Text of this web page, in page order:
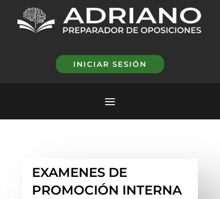
INICIAR SESIÓN
EXAMENES DE
PROMOCIÓN INTERNA